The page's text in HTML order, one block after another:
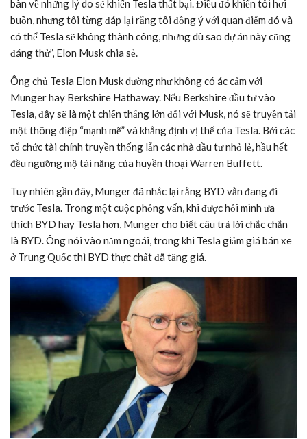
bàn về những lý do sẽ khiến Tesla thất bại. Điều đó khiến tôi hơi
buồn, nhưng tôi từng đáp lại rằng tôi đồng ý với quan điểm đó và
có thể Tesla sẽ không thành công, nhưng dù sao dự án này cũng
đáng thử”, Elon Musk chia sẻ.
Ông chủ Tesla Elon Musk dường như không có ác cảm với
Munger hay Berkshire Hathaway. Nếu Berkshire đầu tư vào
Tesla, đây sẽ là một chiến thắng lớn đối với Musk, nó sẽ truyền tải
một thông điệp “mạnh mẽ” và khẳng định vị thế của Tesla. Bởi các
tổ chức tài chính truyền thống lẫn các nhà đầu tư nhỏ lẻ, hầu hết
đều ngưỡng mộ tài năng của huyền thoại Warren Buffett.
Tuy nhiên gần đây, Munger đã nhắc lại rằng BYD vẫn đang đi
trước Tesla. Trong một cuộc phỏng vấn, khi được hỏi mình ưa
thích BYD hay Tesla hơn, Munger cho biết câu trả lời chắc chắn
là BYD. Ông nói vào năm ngoái, trong khi Tesla giảm giá bán xe
ở Trung Quốc thì BYD thực chất đã tăng giá.